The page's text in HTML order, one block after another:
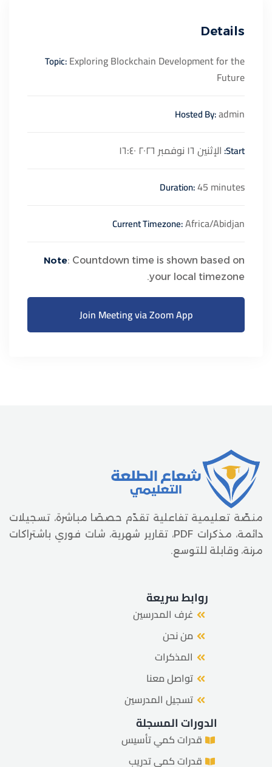
Details
Topic:Exploring Blockchain Development for the
Future
Hosted By:admin
Start: الإثنين ١٦ نوفمبر ٢٠٢٦ ١٦:٤٠
Duration:45 minutes
Current Timezone:Africa/Abidjan
Note: Countdown time is shown based on
your local timezone.
Join Meeting via Zoom App
منصّة تعليمية تفاعلية تقدّم حصصًا مباشرة، تسجيلات
دائمة، مذكرات PDF، تقارير شهرية، شات فوري باشتراكات
مرنة، وقابلة للتوسع.
روابط سريعة
غرف المدرسين
من نحن
المذكرات
تواصل معنا
تسجيل المدرسين
الدورات المسجلة
قدرات كمي تأسيس
قدرات كمي تدريب